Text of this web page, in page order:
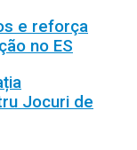
e reforça
no ES
Jocuri de